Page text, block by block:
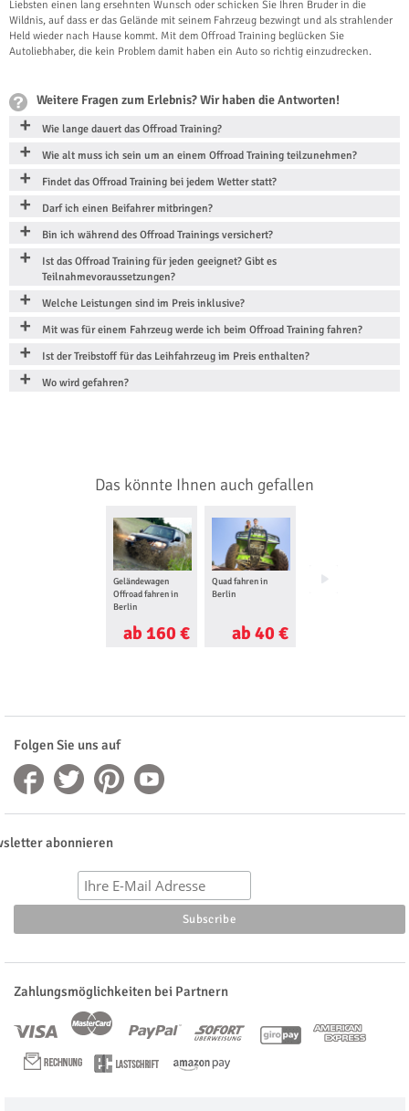
Liebsten einen lang ersehnten Wunsch oder schicken Sie Ihren Bruder in die
Wildnis, auf dass er das Gelände mit seinem Fahrzeug bezwingt und als strahlender
Held wieder nach Hause kommt. Mit dem Offroad Training beglücken Sie
Autoliebhaber, die kein Problem damit haben ein Auto so richtig einzudrecken.
Weitere Fragen zum Erlebnis? Wir haben die Antworten!
Wie lange dauert das Offroad Training?
Wie alt muss ich sein um an einem Offroad Training teilzunehmen?
Findet das Offroad Training bei jedem Wetter statt?
Darf ich einen Beifahrer mitbringen?
Bin ich während des Offroad Trainings versichert?
Ist das Offroad Training für jeden geeignet? Gibt es
Teilnahmevoraussetzungen?
Welche Leistungen sind im Preis inklusive?
Mit was für einem Fahrzeug werde ich beim Offroad Training fahren?
Ist der Treibstoff für das Leihfahrzeug im Preis enthalten?
Wo wird gefahren?
Das könnte Ihnen auch gefallen
Geländewagen
Offroad fahren in
Berlin
ab 160 €
Quad fahren in
Berlin
ab 40 €
Survival Training in
Folgen Sie uns auf
abonnieren
Zahlungsmöglichkeiten bei Partnern